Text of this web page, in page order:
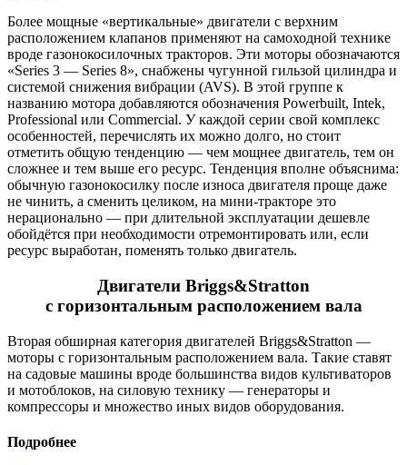
Более мощные «вертикальные» двигатели с верхним
расположением клапанов применяют на самоходной технике
вроде газонокосилочных тракторов. Эти моторы обозначаются
«Series 3 — Series 8», снабжены чугунной гильзой цилиндра и
системой снижения вибрации (AVS). В этой группе к
названию мотора добавляются обозначения Powerbuilt, Intek,
Professional или Commercial. У каждой серии свой комплекс
особенностей, перечислять их можно долго, но стоит
отметить общую тенденцию — чем мощнее двигатель, тем он
сложнее и тем выше его ресурс. Тенденция вполне объяснима:
обычную газонокосилку после износа двигателя проще даже
не чинить, а сменить целиком, на мини-тракторе это
нерационально — при длительной эксплуатации дешевле
обойдётся при необходимости отремонтировать или, если
ресурс выработан, поменять только двигатель.
Двигатели Briggs&Stratton
с горизонтальным расположением вала
Вторая обширная категория двигателей Briggs&Stratton —
моторы с горизонтальным расположением вала. Такие ставят
на садовые машины вроде большинства видов культиваторов
и мотоблоков, на силовую технику — генераторы и
компрессоры и множество иных видов оборудования.
Подробнее